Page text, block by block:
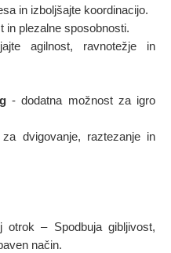
in izboljšajte koordinacijo.
in plezalne sposobnosti.
agilnost, ravnotežje in
- dodatna možnost za igro
za dvigovanje, raztezanje in
otrok – Spodbuja gibljivost,
način.